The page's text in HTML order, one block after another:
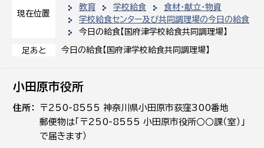
現在位置
教育
学校給食
食材・献立・物資
学校給食センター及び共同調理場の今日の給食
今日の給食【国府津学校給食共同調理場】
足あと 今日の給食【国府津学校給食共同調理場】
小田原市役所
住所
〒250-8555 神奈川県小田原市荻窪300番地
郵便物は「〒250-8555 小田原市役所○○課（室）」
で届きます）